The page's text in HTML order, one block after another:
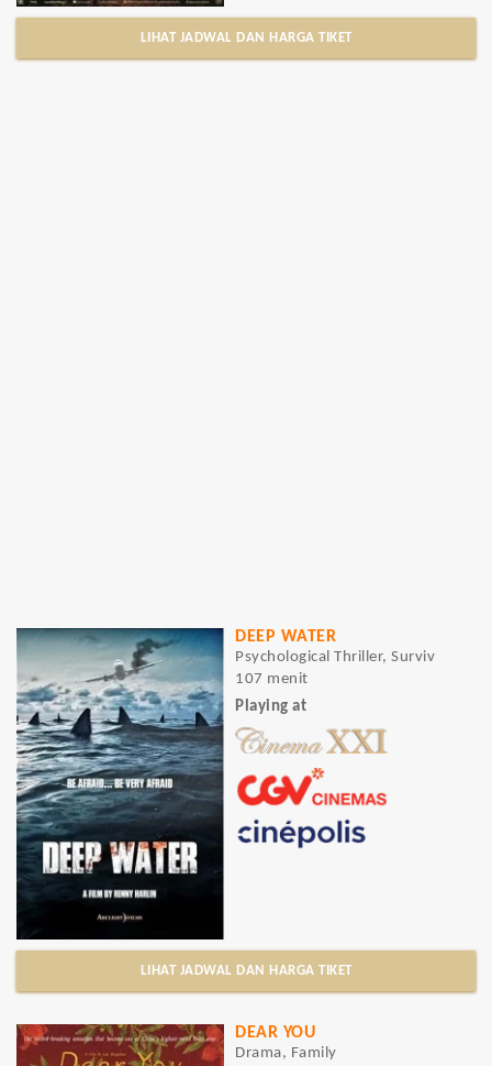
LIHAT JADWAL DAN HARGA TIKET
DEEP WATER
Psychological Thriller, Surviv
107 menit
Playing at
LIHAT JADWAL DAN HARGA TIKET
DEAR YOU
Drama, Family